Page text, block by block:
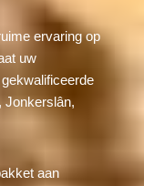
ervaring op
uw
Jonkerslân,
aan